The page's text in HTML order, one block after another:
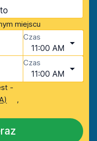
miejscu
Czas
11:00 AM
Czas
11:00 AM
-
,